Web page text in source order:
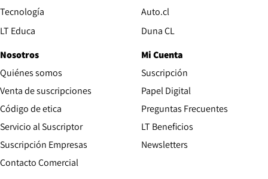
Tecnología
LT Educa
Auto.clOpens in new window
Duna CLOpens in new window
Nosotros
Quiénes somos
Venta de suscripciones
Código de etica Opens in new window
Servicio al Suscriptor
Suscripción Empresas
Contacto ComercialOpens in new window
Mi Cuenta
Suscripción
Papel DigitalOpens in new
Preguntas Frecuentes
LT Beneficios
Newsletters